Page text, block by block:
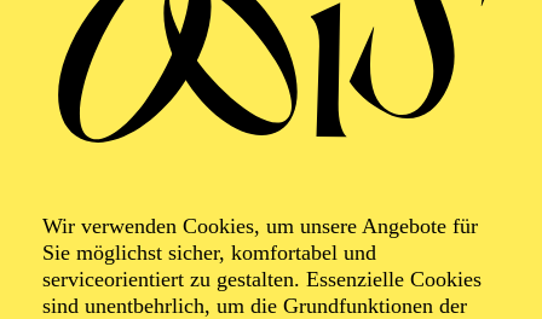
Wir verwenden Cookies, um unsere Angebote für
Sie möglichst sicher, komfortabel und
serviceorientiert zu gestalten. Essenzielle Cookies
sind unentbehrlich, um die Grundfunktionen der
Foto: Hakki Topcu